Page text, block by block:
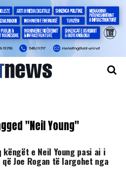
"Neil Young"
këngët e Neil Young pasi ai i
Joe Rogan të largohet nga